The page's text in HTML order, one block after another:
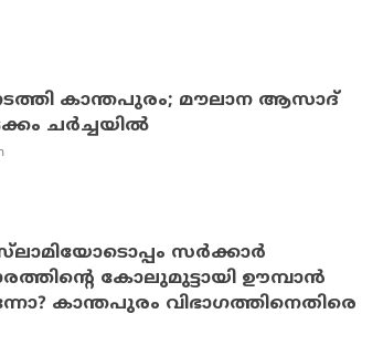
കാന്തപുരം; മൗലാന ആസാദ്
ചര്‍ച്ചയില്‍
സര്‍ക്കാര്‍
കോലുമുട്ടായി ഊമ്പാന്‍
കാന്തപുരം വിഭാഗത്തിനെതിരെ